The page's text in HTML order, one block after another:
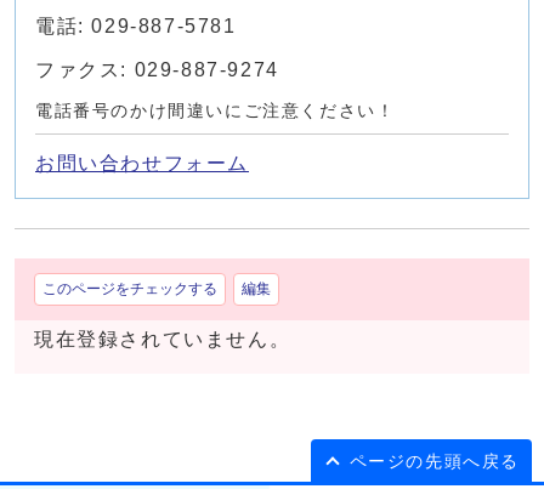
電話: 029-887-5781
ファクス: 029-887-9274
電話番号のかけ間違いにご注意ください！
お問い合わせフォーム
このページをチェックする 編集
現在登録されていません。
ページの先頭へ戻る